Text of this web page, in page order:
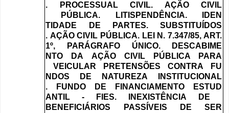
.
PROCESSUAL CIVIL.AÇÃO
CIVIL
PÚBLICA. LITISPENDÊNCIA.
IDEN
TIDADE
DE PARTES.SUBSTITUÍDOS
. AÇÃO CIVIL PÚBLICA. LEI N . 7.347/85,ART.
1º, PARÁGRAFO ÚNICO.
DESCABIME
NTO
DA AÇÃO CIVIL PÚBLICA
PARA
VEICULAR
PRETENSÕES CONTRA
FU
NDOS
DE NATUREZA
INSTITUCIONAL
.
FUNDO DE FINANCIAMENTO
ESTUD
ANTIL - FIES. INEXISTÊNCIA
DE
BENEFICIÁRIOS
PASSÍVEIS DE SER